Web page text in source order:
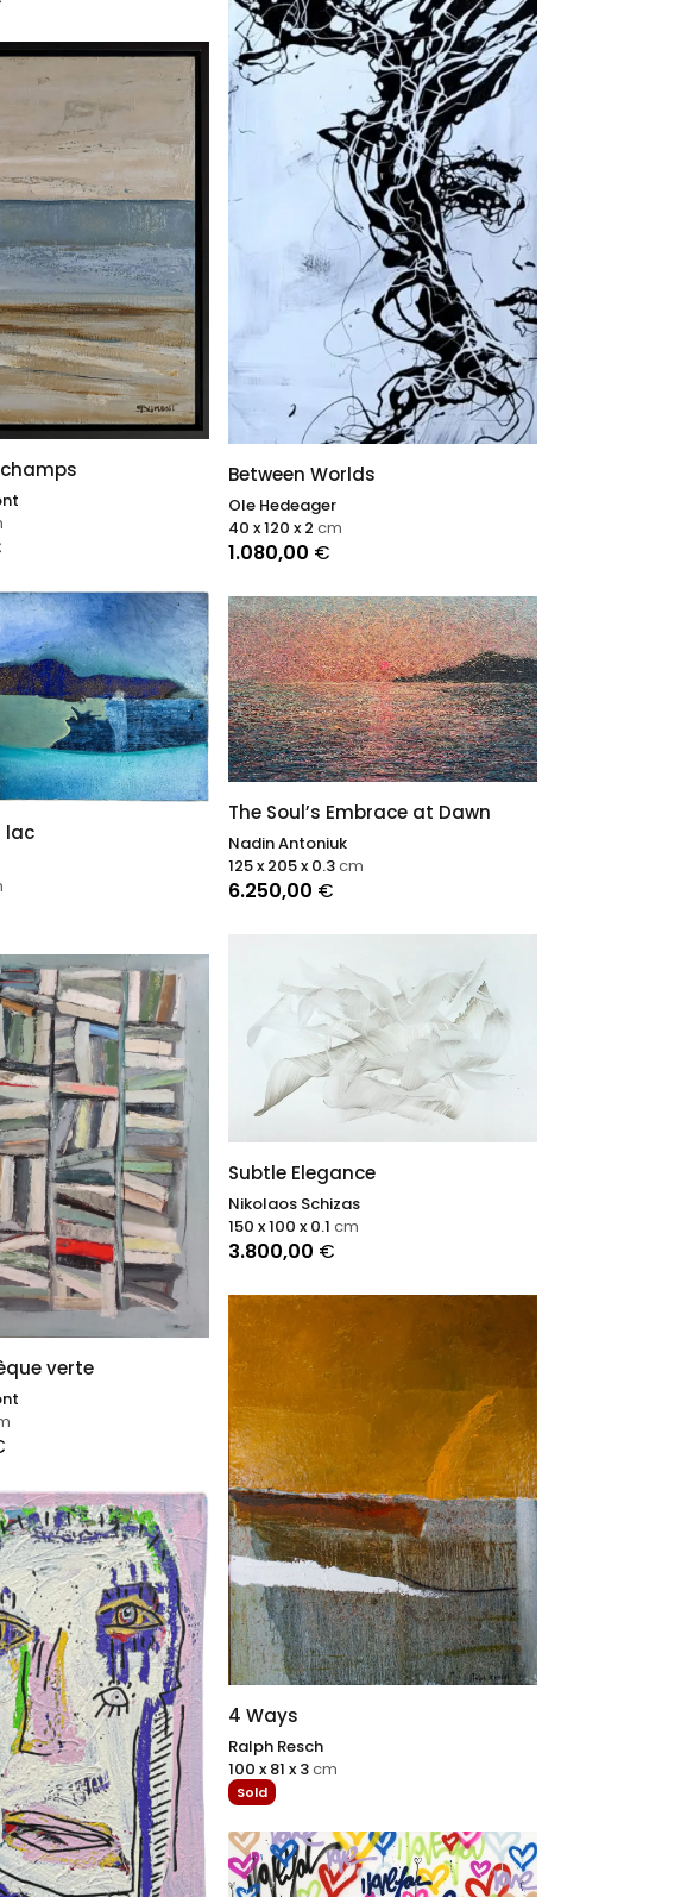
lac
verte
Between Worlds
Ole Hedeager
1.080,00 €
40 x 120 x 2 cm
The Soul’s Embrace at Dawn
Nadin Antoniuk
6.250,00 €
125 x 205 x 0.3cm
Subtle Elegance
Nikolaos Schizas
3.800,00 €
150 x 100 x 0.1 cm
4 Ways
Ralph Resch
Sold
100 x 81 x 3cm